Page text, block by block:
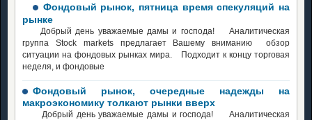
Фондовый рынок, пятница время спекуляций на
рынке
Добрый день уважаемые дамы и господа! Аналитическая
группа Stock markets предлагает Вашему вниманию обзор
ситуации на фондовых рынках мира. Подходит к концу торговая
неделя, и фондовые
Фондовый рынок, очередные надежды на
макроэкономику толкают рынки вверх
Добрый день уважаемые дамы и господа! Аналитическая